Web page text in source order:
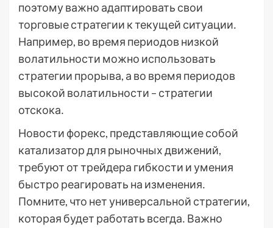
поэтому важно адаптировать свои
торговые стратегии к текущей ситуации․
Например, во время периодов низкой
волатильности можно использовать
стратегии прорыва, а во время периодов
высокой волатильности – стратегии
отскока․
Новости форекс, представляющие собой
катализатор для рыночных движений,
требуют от трейдера гибкости и умения
быстро реагировать на изменения․
Помните, что нет универсальной стратегии,
которая будет работать всегда․ Важно